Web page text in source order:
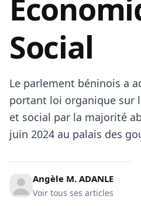
Social
Le parlement béninois a
portant loi organique sur
et social par la majorité
juin 2024 au palais des
Angèle M. ADANLE
Voir tous ses articles